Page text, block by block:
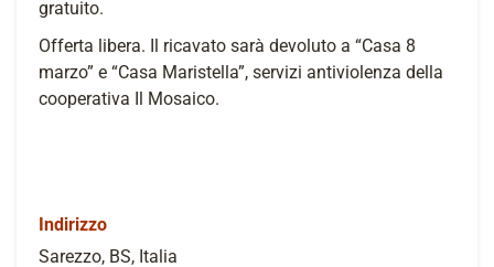
gratuito.
Offerta libera. Il ricavato sarà devoluto a “Casa 8
marzo” e “Casa Maristella”, servizi antiviolenza della
cooperativa Il Mosaico.
Indirizzo
Sarezzo, BS, Italia